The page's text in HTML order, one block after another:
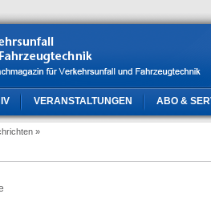
VERANSTALTUNGEN ABO &
»